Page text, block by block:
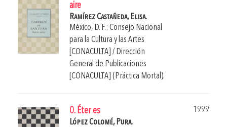
aire
Ramírez Castañeda, Elisa.
México, D. F.: Consejo Nacional
para la Cultura y las Artes
[CONACULTA] / Dirección
General de Publicaciones
[CONACULTA] (Práctica Mortal).
0. Éter es
1999
López Colomé, Pura.